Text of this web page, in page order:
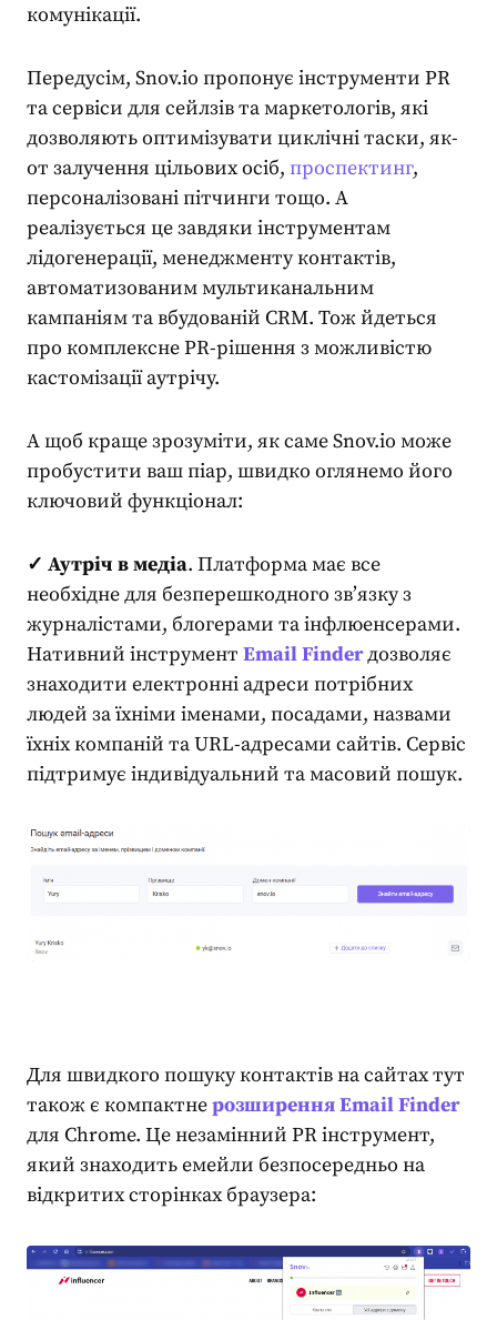
комунікації.
Передусім, Snov.io пропонує інструменти PR
та сервіси для сейлзів та маркетологів, які
дозволяють оптимізувати циклічні таски, як-
от залучення цільових осіб, проспектинг,
персоналізовані пітчинги тощо. А
реалізується це завдяки інструментам
лідогенерації, менеджменту контактів,
автоматизованим мультиканальним
кампаніям та вбудованій CRM. Тож йдеться
про комплексне PR-рішення з можливістю
кастомізації аутрічу.
А щоб краще зрозуміти, як саме Snov.io може
пробустити вашпіар, швидко оглянемо його
ключовий функціонал:
✓ Аутріч в медіа. Платформа має все
необхідне для безперешкодного зв’язку з
журналістами, блогерами та інфлюенсерами.
Нативний інструмент Email Finderдозволяє
знаходити електронні адреси потрібних
людей за їхніми іменами, посадами, назвами
їхніх компаній та URL-адресами сайтів. Сервіс
підтримує індивідуальний та масовий пошук.
Для швидкого пошуку контактів на сайтах тут
також є компактнерозширення Email Finder
для Chrome. Це незамінний PRінструмент,
який знаходить емейли безпосередньо на
відкритих сторінках браузера: